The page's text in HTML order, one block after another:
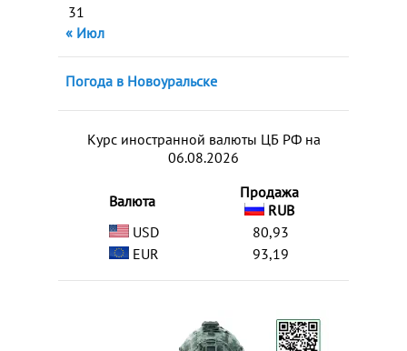
31
« Июл
Погода в Новоуральске
Курс иностранной валюты ЦБ РФ на
06.08.2026
Валюта
Продажа
RUB
USD
80,93
EUR
93,19